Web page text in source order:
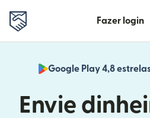
Fazer login
Google Play 4,8
Envie